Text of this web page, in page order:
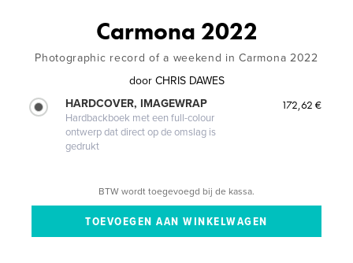
Carmona 2022
Photographic record of a weekend in Carmona 2022
door CHRIS DAWES
HARDCOVER, IMAGEWRAP
Hardbackboek met een full-colour
ontwerp dat direct op de omslag is
gedrukt
172,62 €
BTW wordt toegevoegd bij de kassa.